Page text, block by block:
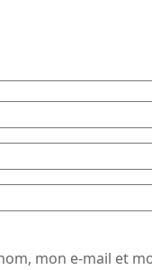
mon e-mail et